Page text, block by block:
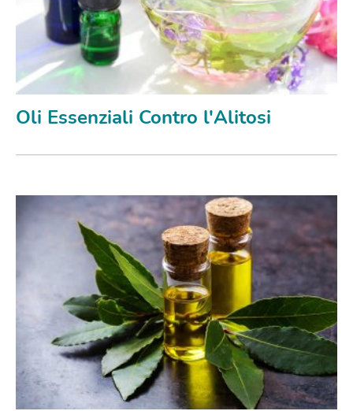
Oli Essenziali Contro l'Alitosi